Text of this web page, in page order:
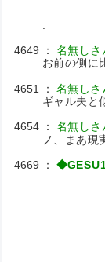
/
. /
4649 ：名無しさ
お前の側に
4651 ：名無しさ
ギャル夫と
4654 ：名無しさ
ノ、まあ現
4669 ：
／／
.,.'::〃
/,イ
.//
ff